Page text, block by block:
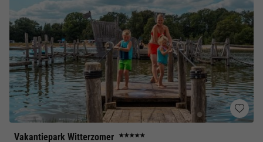
Vakantiepark Witterzomer ★★★★★